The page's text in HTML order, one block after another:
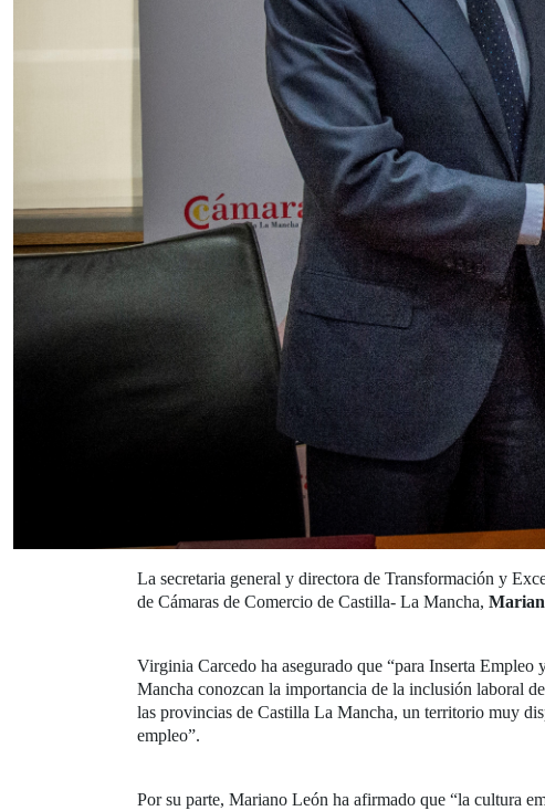
La secretaria general y directora de Transformación y
de Cámaras de Comercio de Castilla- La Mancha,
Virginia Carcedo ha asegurado que “para Inserta
Mancha conozcan la importancia de la inclusión laboral
las provincias de Castilla La Mancha, un territorio muy
empleo”.
Por su parte, Mariano León ha afirmado que “la cultura